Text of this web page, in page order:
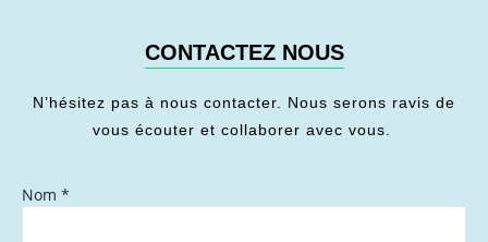
CONTACTEZ NOUS
N’hésitez pas à nous contacter. Nous serons ravis de
vous écouter et collaborer avec vous.
Nom *